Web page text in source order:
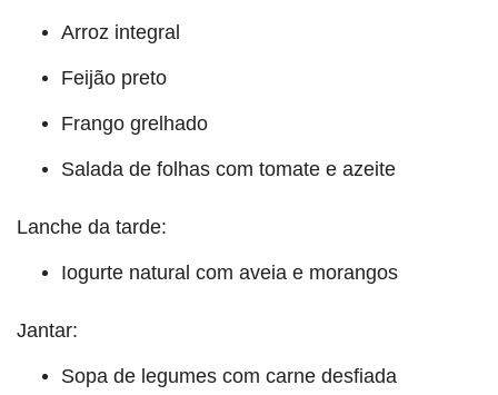
Arroz integral
Feijão preto
Frango grelhado
Salada de folhas com tomate e azeite
Lanche da tarde:
Iogurte natural com aveia e morangos
Jantar:
Sopa de legumes com carne desfiada